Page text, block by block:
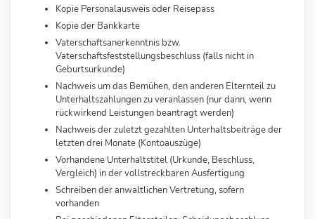
Kopie Personalausweis oder Reisepass
Kopie der Bankkarte
Vaterschaftsanerkenntnis bzw.
Vaterschaftsfeststellungsbeschluss (falls nicht in
Geburtsurkunde)
Nachweis um das Bemühen, den anderen Elternteil zu
Unterhaltszahlungen zu veranlassen (nur dann, wenn
rückwirkend Leistungen beantragt werden)
Nachweis der zuletzt gezahlten Unterhaltsbeiträge der
letzten drei Monate (Kontoauszüge)
Vorhandene Unterhaltstitel (Urkunde, Beschluss,
Vergleich) in der vollstreckbarenAusfertigung
Schreiben der anwaltlichen Vertretung, sofern
vorhanden